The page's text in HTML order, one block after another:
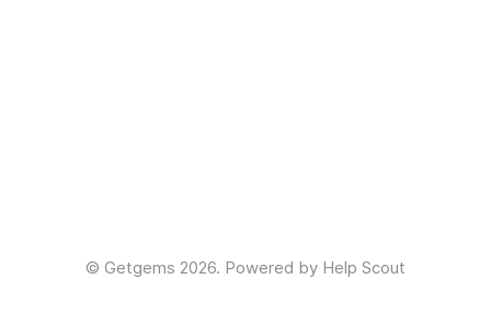
© Getgems 2026. Powered by Help Scout